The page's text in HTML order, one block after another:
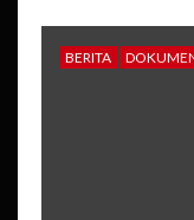
BERITA